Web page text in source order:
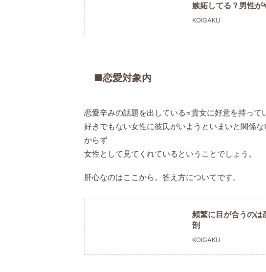
嫉妬してる？男性が
KOIGAKU
■恋愛対象内
恋愛辛みの話題を出している=貴女に好意を持って
好きでもない女性に彼氏がいようといまいと関係
からず
女性として見てくれているということでしょう。
肝心なのはここから。答え方についてです。
頻繁に目が合うのは
剖
KOIGAKU